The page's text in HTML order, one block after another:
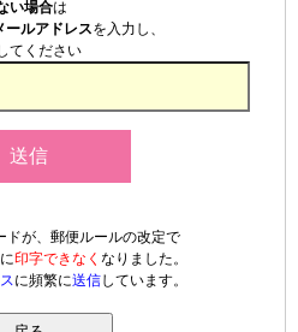
い場合は
ールアドレスを入力し、
てください
ドが、郵便ルールの改定で
印字できなく なりました。
に頻繁に送信しています。